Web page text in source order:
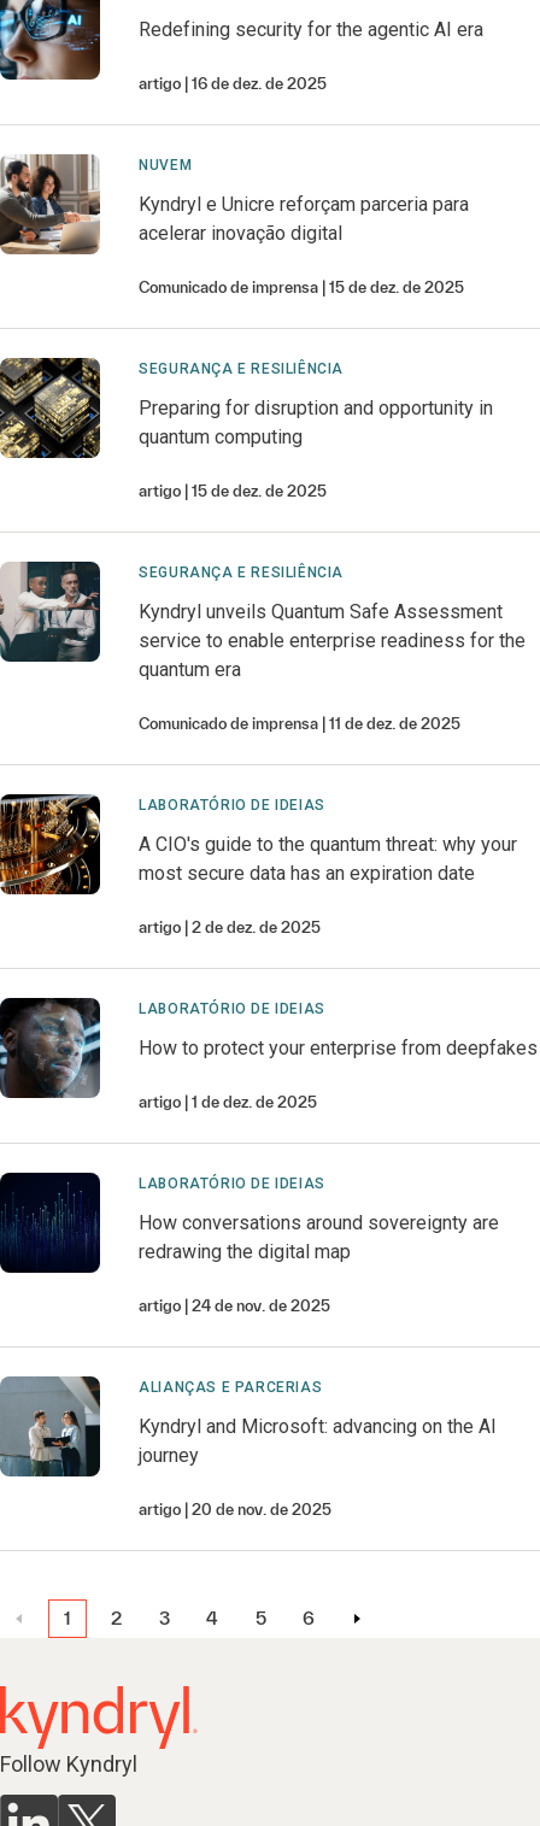
Redefining security for the agentic AI era
artigo 16 de dez. de 2025
NUVEM
Kyndryl e Unicre reforçam parceria para
acelerar inovação digital
Comunicado de imprensa 15 de dez. de 2025
SEGURANÇA E RESILIÊNCIA
Preparing for disruption and opportunity in
quantum computing
artigo 15 de dez. de 2025
SEGURANÇA E RESILIÊNCIA
Kyndryl unveils Quantum Safe Assessment
service to enable enterprise readiness for the
quantum era
Comunicado de imprensa 11 de dez. de 2025
LABORATÓRIO DE IDEIAS
A CIO's guide to the quantum threat: why your
most secure data has an expiration date
artigo 2 de dez. de 2025
LABORATÓRIO DE IDEIAS
How to protect your enterprise from deepfakes
artigo 1 de dez. de 2025
LABORATÓRIO DE IDEIAS
How conversations around sovereignty are
redrawing the digital map
artigo 24 de nov. de 2025
ALIANÇAS E PARCERIAS
Kyndryl and Microsoft: advancing on the AI
journey
artigo 20 de nov. de 2025
1 2 3 4 5 6
Follow Kyndryl